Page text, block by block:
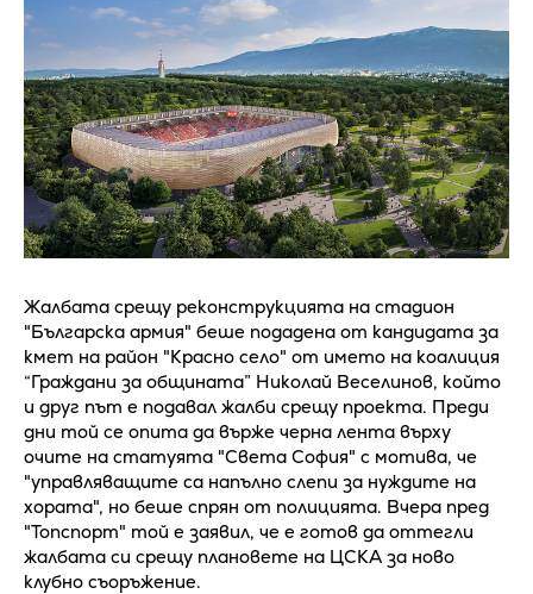
Жалбата срещу реконструкцията на стадион
"Българска армия" беше подадена от кандидата за
кмет на район "Красно село" от името на коалиция
“Граждани за общината” Николай Веселинов, който
и друг път е подавал жалби срещу проекта. Преди
дни той се опита да върже черна лента върху
очите на статуята "Света София" с мотива, че
"управляващите са напълно слепи за нуждите на
хората", но беше спрян от полицията. Вчера пред
"Топспорт" той е заявил, че е готов да оттегли
жалбата си срещу плановете на ЦСКА за ново
клубно съоръжение.